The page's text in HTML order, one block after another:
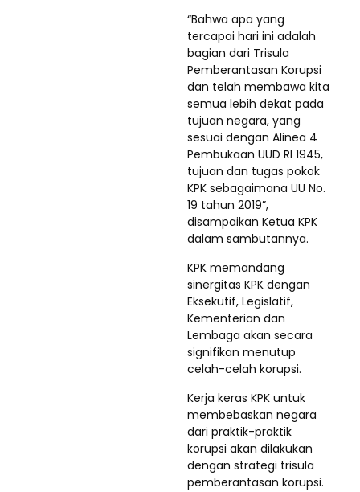
“Bahwa apa yang
tercapai hari ini adalah
bagian dari Trisula
Pemberantasan Korupsi
dan telah membawa kita
semua lebih dekat pada
tujuan negara, yang
sesuai dengan Alinea 4
Pembukaan UUD RI 1945,
tujuan dan tugas pokok
KPK sebagaimana UU No.
19 tahun 2019”,
disampaikan Ketua KPK
dalam sambutannya.
KPK memandang
sinergitas KPK dengan
Eksekutif, Legislatif,
Kementerian dan
Lembaga akan secara
signifikan menutup
celah-celah korupsi.
Kerja keras KPK untuk
membebaskan negara
dari praktik-praktik
korupsi akan dilakukan
dengan strategi trisula
pemberantasan korupsi.